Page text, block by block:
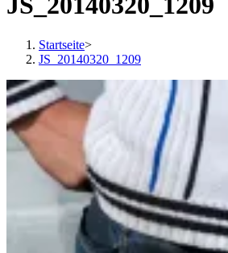
Startseite>
JS_20140320_1209